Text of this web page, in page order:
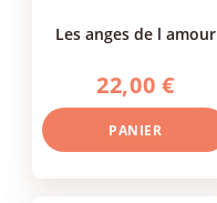
les anges de l amour
22,00 €
PANIER